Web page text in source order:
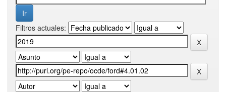
Filtros actuales: